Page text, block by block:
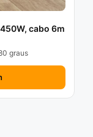
cabo 6m
graus